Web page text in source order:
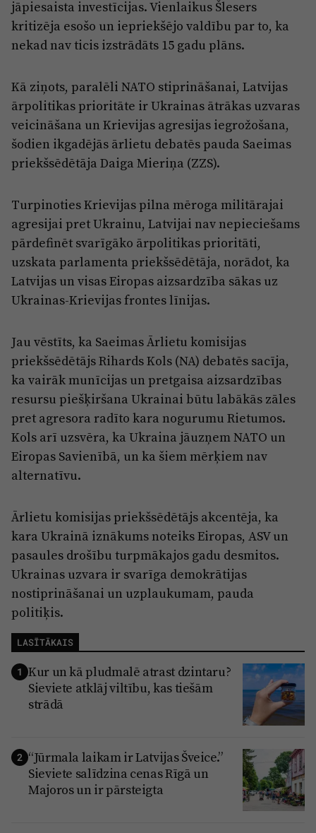
jāpiesaista investīcijas. Vienlaikus Šlesers
kritizēja esošo un iepriekšējo valdību par to, ka
nekad nav ticis izstrādāts 15 gadu plāns.
Kā ziņots, paralēli NATO stiprināšanai, Latvijas
ārpolitikas prioritāte ir Ukrainas ātrākas uzvaras
veicināšana un Krievijas agresijas iegrožošana,
šodien ikgadējās ārlietu debatēs pauda Saeimas
priekšsēdētāja Daiga Mieriņa (ZZS).
Turpinoties Krievijas pilna mēroga militārajai
agresijai pret Ukrainu, Latvijai nav nepieciešams
pārdefinēt svarīgāko ārpolitikas prioritāti,
uzskata parlamenta priekšsēdētāja, norādot, ka
Latvijas un visas Eiropas aizsardzība sākas uz
Ukrainas-Krievijas frontes līnijas.
Jau vēstīts, ka Saeimas Ārlietu komisijas
priekšsēdētājs Rihards Kols (NA) debatēs sacīja,
ka vairāk munīcijas un pretgaisa aizsardzības
resursu piešķiršana Ukrainai būtu labākās zāles
pret agresora radīto kara nogurumu Rietumos.
Kols arī uzsvēra, ka Ukraina jāuzņem NATO un
Eiropas Savienībā, un ka šiem mērķiem nav
alternatīvu.
Ārlietu komisijas priekšsēdētājs akcentēja, ka
kara Ukrainā iznākums noteiks Eiropas, ASV un
pasaules drošību turpmākajos gadu desmitos.
Ukrainas uzvara ir svarīga demokrātijas
nostiprināšanai un uzplaukumam, pauda
politiķis.
LASĪTĀKAIS
1 Kur un kā pludmalē atrast dzintaru?
Sieviete atklāj viltību, kas tiešām
strādā
2 “Jūrmala laikam ir Latvijas Šveice.”
Sieviete salīdzina cenas Rīgā un
Majoros un ir pārsteigta